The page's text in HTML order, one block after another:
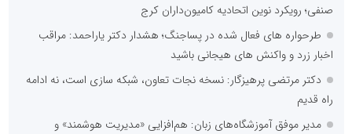
صنفی؛ رویکرد نوین اتحادیه کامیون‌داران کرج
طرحواره های فعال شده در پساجنگ؛ هشدار دکتر یاراحمد: مراقب
اخبار زرد و واکنش های هیجانی باشید
دکتر مرتضی پرهیزگار: نسخه نجات تعاون، شبکه سازی است، نه ادامه
راه قدیم
مدیر موفق آموزشگاه‌های زبان: هم‌افزایی «مدیریت هوشمند» و